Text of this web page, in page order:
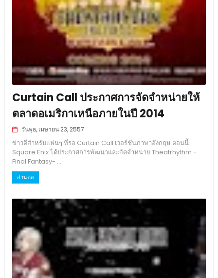
Curtain Call ประกาศการจัดจำหน่ายให้
ตลาดอเมริกาเหนือภายในปี 2014
วันพุธ, เมษายน 23, 2557
ข่าวดีสำหรับแฟนๆ ที่รอ Curtain Call เวอร์ชั่นภาษาอังกฤษ ตอนนี้
Square Enix ได้ประกาศการพัฒนาและจัดจำหน่าย Theatrhythm -
Final Fantasy- ...
อ่านต่อ